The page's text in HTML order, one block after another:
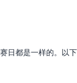
日都是一样的。以下